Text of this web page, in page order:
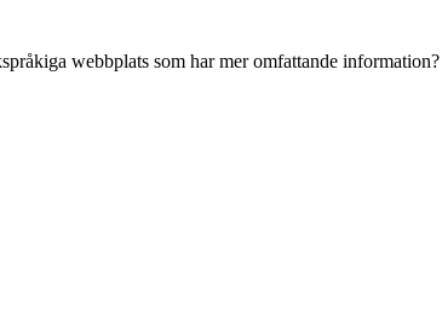
webbplats som har mer omfattande information?